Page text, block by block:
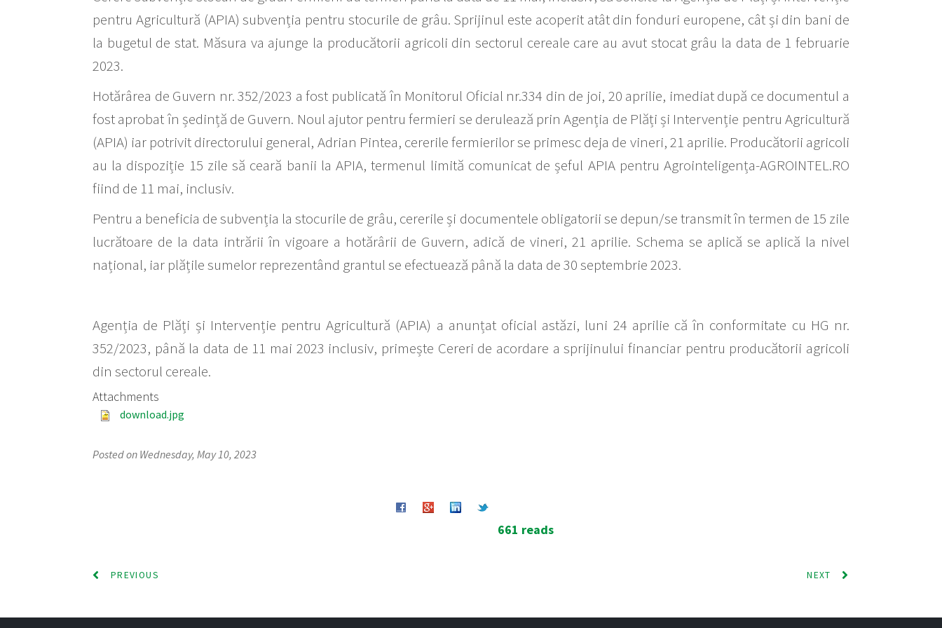
pentru Agricultură (APIA) subvenția pentru stocurile de grâu. Sprijinul este acoperit atât din fonduri europene, cât și din bani de
la bugetul de stat. Măsura va ajunge la producătorii agricoli din sectorul cereale care au avut stocat grâu la data de 1 februarie
2023.
Hotărârea de Guvern nr. 352/2023 a fost publicată în Monitorul Oficial nr.334 din de joi, 20 aprilie, imediat după ce documentul a
fost aprobat în ședință de Guvern. Noul ajutor pentru fermieri se derulează prin Agenția de Plăți și Intervenție pentru Agricultură
(APIA) iar potrivit directorului general, Adrian Pintea, cererile fermierilor se primesc deja de vineri, 21 aprilie. Producătorii agricoli
au la dispoziție 15 zile să ceară banii la APIA, termenul limită comunicat de șeful APIA pentru Agrointeligența-AGROINTEL.RO
fiind de 11 mai, inclusiv.
Pentru a beneficia de subvenția la stocurile de grâu, cererile și documentele obligatorii se depun/se transmit în termen de 15 zile
lucrătoare de la data intrării în vigoare a hotărârii de Guvern, adică de vineri, 21 aprilie. Schema se aplică se aplică la nivel
național, iar plățile sumelor reprezentând grantul se efectuează până la data de 30 septembrie 2023.
Agenția de Plăți și Intervenție pentru Agricultură (APIA) a anunțat oficial astăzi, luni 24 aprilie că în conformitate cu HG nr.
352/2023, până la data de 11 mai 2023 inclusiv, primește Cereri de acordare a sprijinului financiar pentru producătorii agricoli
din sectorul cereale.
Attachments
download.jpg
Posted on Wednesday, May 10, 2023
661 reads
PREVIOUS NEXT